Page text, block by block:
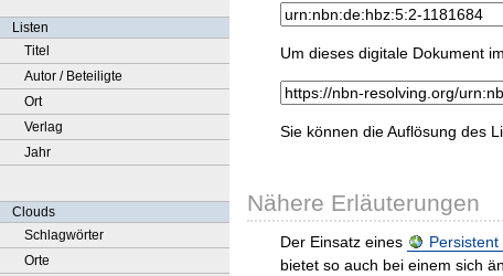
Listen
Titel
Autor / Beteiligte
Ort
Verlag
Jahr
Clouds
Schlagwörter
Orte
Um dieses digitale Dokument
Sie können die Auflösung des
Nähere Erläuterungen
Der Einsatz eines
bietet so auch bei einem sich